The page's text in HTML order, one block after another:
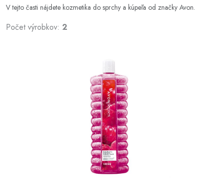
V tejto časti nájdete kozmetika do sprchy a kúpeľa od značky Avon.
Počet výrobkov: 2